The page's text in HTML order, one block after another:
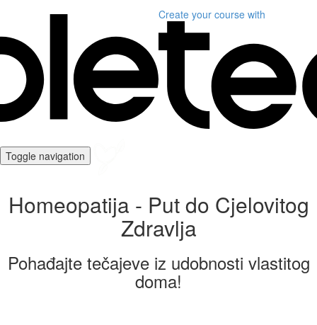
Create your course with
Toggle navigation
Homeopatija - Put do Cjelovitog
Zdravlja
Pohađajte tečajeve iz udobnosti vlastitog
doma!